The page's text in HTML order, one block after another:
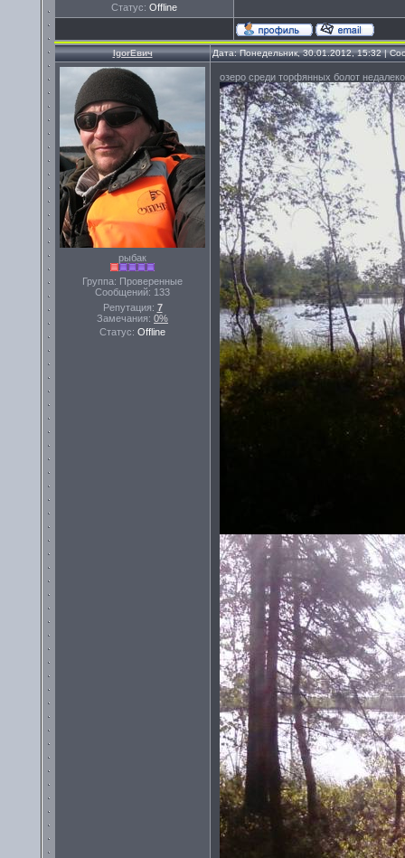
Статус: Offline
IgorЕвич Дата: Понедельник, 30.01.2012, 15:32 |
рыбак
Группа: Проверенные
Сообщений: 133
Репутация: 7
Замечания: 0%
Статус: Offline
озеро среди торфянных болот